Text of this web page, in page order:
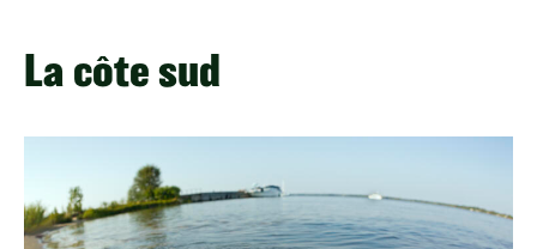
La côte sud